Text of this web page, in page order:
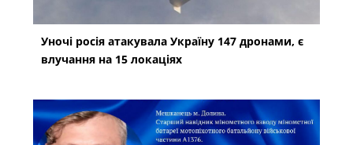
Уночі росія атакувала Україну 147 дронами, є
влучання на 15 локаціях